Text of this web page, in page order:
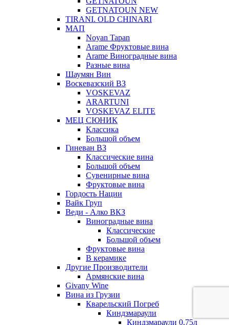
GETNATOUN NEW
TIRANI. OLD CHINARI
МАП
Noyan Tapan
Arame Фруктовые вина
Arame Виноградные вина
Разные вина
Шаумян Вин
Воскевазский ВЗ
VOSKEVAZ
ARARTUNI
VOSKEVAZ ELITE
МЕЦ СЮНИК
Классика
Большой объем
Гиневан ВЗ
Классические вина
Большой объем
Сувенирные вина
Фруктовые вина
Гордость Нации
Вайк Груп
Веди - Алко ВКЗ
Виноградные вина
Классические
Большой объем
Фруктовые вина
В керамике
Другие Производители
Армянские вина
Givany Wine
Вина из Грузии
Кварельский Погреб
Киндзмараули
Киндзмараули 0,75л